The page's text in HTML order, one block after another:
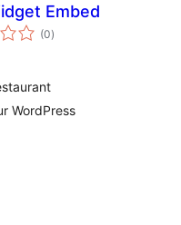
Embed
(0कुल
दर)
WordPress